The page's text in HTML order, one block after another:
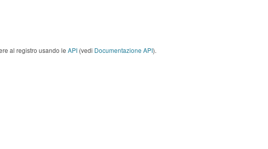
al registro usando le API (vedi Documentazione API).